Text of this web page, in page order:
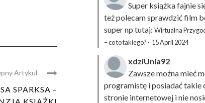
Artykul
SPARKSA –
Super książka fajnie
też polecam sprawdzić film
super np tutaj: Wirtualna
– co to takiego? · 15 April 2024
xdziUnia92
Zawsze można mieć
programistę i posiadać takie
stronie internetowej i nie